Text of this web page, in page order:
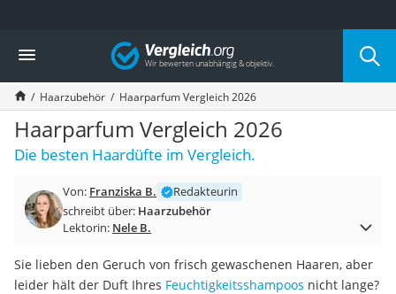
Die beliebtesten Vergleiche nach Kategorie
Drogerie
Inhalator
Haarschneider
Rollator
Braun Rasierer
Katzenklappe (Chip)
Masturbator
Massagepistole
Reisehaartrockner
Eiweißpulver
Vergleich
Haarzubehör Haarparfum Vergleich 2026
Haarparfum Vergleich 2026
Die besten Haardüfte im Vergleich.
Von: Franziska B.
Redakteurin
schreibt über: Haarzubehör
Lektorin: Nele B.
Sie lieben den Geruch von frisch gewaschenen Haaren, aber
leider hält der Duft Ihres Feuchtigkeitsshampoos nicht lange?